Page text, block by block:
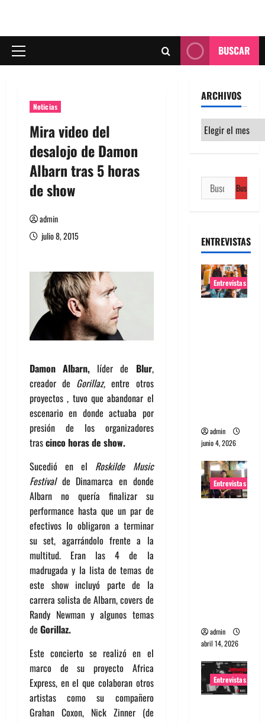
Menú
BUSCAR
Noticias
Mira video del
desalojo de Damon
Albarn tras 5 horas
de show
admin
julio 8, 2015
Damon Albarn, líder de Blur,
creador de Gorillaz, entre otros
proyectos , tuvo que abandonar el
escenario en donde actuaba por
presión de los organizadores
trascinco horas de show.
Sucedió en el Roskilde Music
Festivalde Dinamarca en donde
Albarn no quería finalizar su
performance hasta que un par de
efectivos lo obligaron a terminar
su set, agarrándolo frente a la
multitud. Eran las 4 de la
madrugada y la lista de temas de
este show incluyó parte de la
carrera solista de Albarn, covers de
Randy Newman y algunos temas
de Gorillaz.
Este concierto se realizó en el
marco de su proyecto Africa
Express, en el que colaboran otros
artistas como su compañero
Grahan Coxon, Nick Zinner (de
ARCHIVOS
Archivos
Buscar:
ENTREVISTAS
Entrevistas
admin
junio 4, 2026
Entrevistas
admin
abril 14, 2026
Entrevistas